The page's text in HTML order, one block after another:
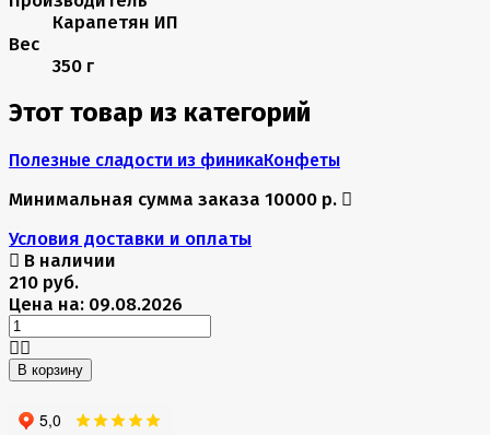
Карапетян ИП
Вес
350 г
Этот товар из категорий
Полезные сладости из финикаКонфеты
Минимальная сумма заказа 10000 р.
Условия доставки и оплаты
В наличии
210 руб.
Цена на: 09.08.2026
В корзину